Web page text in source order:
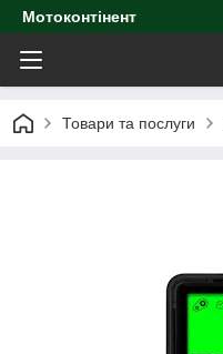
Мотоконтінент
Товари та послуги